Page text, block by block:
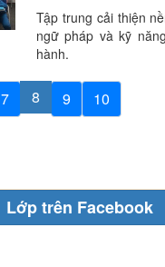
Tập trung cải thiện
ngữ pháp và kỹ
hành.
7 8 9 10
Lớp trên Facebook